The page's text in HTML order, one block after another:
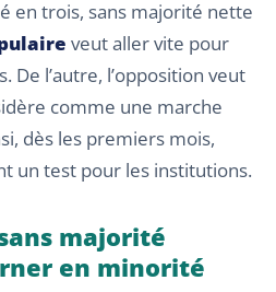
en trois, sans majorité nette
veut aller vite pour
De l’autre, l’opposition veut
comme une marche
dès les premiers mois,
un test pour les institutions.
majorité
en minorité